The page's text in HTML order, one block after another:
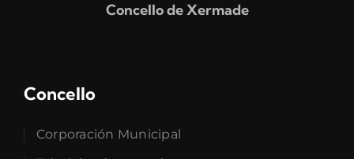
Concello de Xermade
Concello
Corporación Municipal